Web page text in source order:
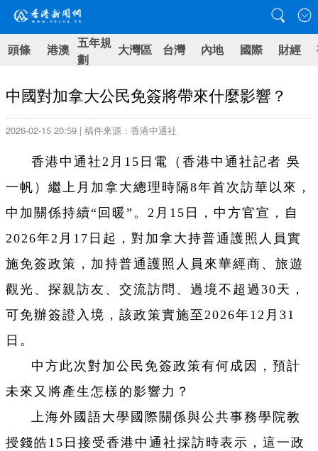
頭條 港澳 五年規
劃
大灣區 台灣 內地 國際 財經
中國對加拿大公民免簽將帶來什麼影響？
2026-02-15 20:59 | 稿件來源：香港中通社
香港中通社2月15日電（香港中通社記者 吳
一帆）繼上月加拿大總理時隔8年首次訪華以來，
中加關係持續“回暖”。2月15日，中方官宣，自
2026年2月17日起，對加拿大持普通護照人員實
施免簽政策，加持普通護照人員來華經商、旅遊
觀光、探親訪友、交流訪問、過境不超過30天，
可免辦簽證入境，該政策實施至2026年12月31
日。
中方此次對加公民免簽政策有何成因，預計
未來又將產生怎樣的影響力？
上海外國語大學國際關係與公共事務學院教
授錢皓15日接受香港中通社採訪時表示，這一政